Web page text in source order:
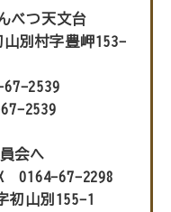
べつ天文台
別村字豊岬153-
67-2539
67-2539
会へ
0164-67-2298
初山別155-1